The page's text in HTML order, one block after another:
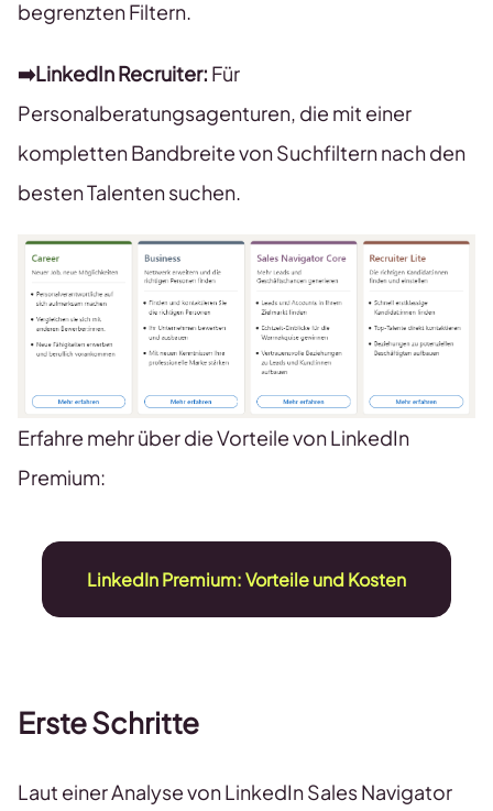
begrenzten Filtern.
➡️LinkedIn Recruiter: Für
Personalberatungsagenturen, die mit einer
kompletten Bandbreite von Suchfiltern nach den
besten Talenten suchen.
Erfahre mehr über die Vorteile von LinkedIn
Premium:
LinkedIn Premium: Vorteile und Kosten
Erste Schritte
Laut einer Analyse von LinkedIn Sales Navigator